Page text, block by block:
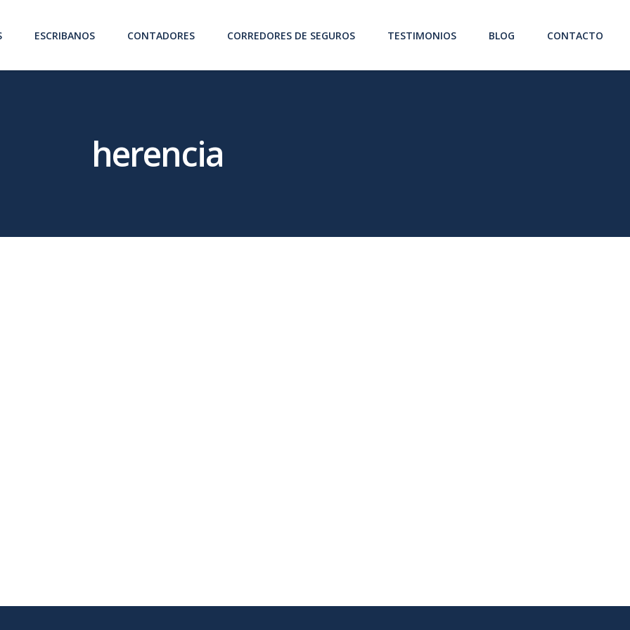
ESCRIBANOS CONTADORES CORREDORES DE SEGUROS TESTIMONIOS BLOG CONTACTO
herencia